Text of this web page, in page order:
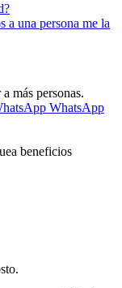
a una persona me la
más personas.
WhatsApp
beneficios